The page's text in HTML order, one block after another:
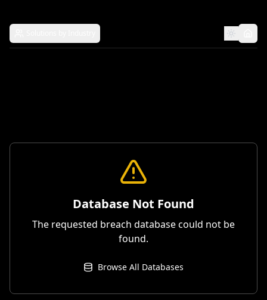
Database Not Found
The requested breach database could not be
found.
Browse All Databases